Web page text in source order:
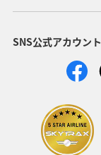
SNS公式アカウント